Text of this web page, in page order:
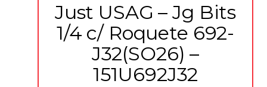
Just USAG – Jg Bits
1/4 c/ Roquete 692-
J32(SO26) –
151U692J32